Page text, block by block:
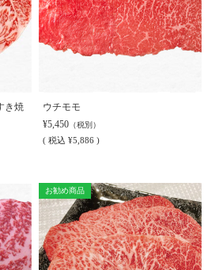
き焼
ウチモモ
¥5,450（税別）
( 税込 ¥5,886 )
お勧め商品